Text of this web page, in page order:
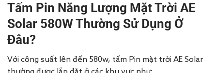
Tấm Pin Năng Lượng Mặt Trời AE
Solar 580W Thường Sử Dụng Ở
Đâu?
Với công suất lên đến 580w, tấm Pin mặt trời AE Solar